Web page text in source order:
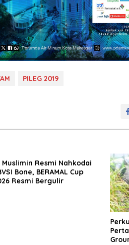
PILEG 2019
Muslimin Resmi Nahkodai
Bone, BERAMAL Cup
Resmi Bergulir